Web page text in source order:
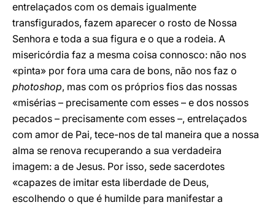
entrelaçados com os demais igualmente
transfigurados, fazem aparecer o rosto de Nossa
Senhora e toda a sua figura e o que a rodeia. A
misericórdia faz a mesma coisa connosco: não nos
«pinta» por fora uma cara de bons, não nos faz o
photoshop, mas com os próprios fios das nossas
«misérias – precisamente com esses – e dos nossos
pecados – precisamente com esses –, entrelaçados
com amor de Pai, tece-nos de tal maneira que a nossa
alma se renova recuperando a sua verdadeira
imagem: a de Jesus. Por isso, sede sacerdotes
«capazes de imitar esta liberdade de Deus,
escolhendo o que é humilde para manifestar a